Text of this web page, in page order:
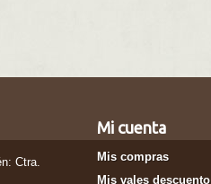
Ctra.
Mi cuenta
Mis compras
Mis vales descuento